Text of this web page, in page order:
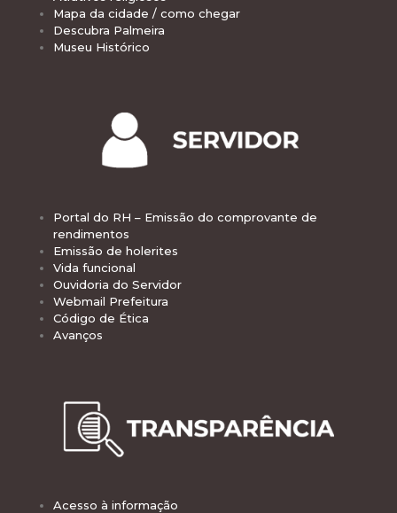
Mapa da cidade / como chegar
Descubra Palmeira
Museu Histórico
Portal do RH – Emissão do comprovante de
rendimentos
Emissão de holerites
Vida funcional
Ouvidoria do Servidor
Webmail Prefeitura
Código de Ética
Avanços
Acesso à informação